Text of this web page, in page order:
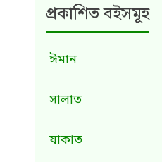
প্রকাশিত বইসমূহ
ঈমান
সালাত
যাকাত